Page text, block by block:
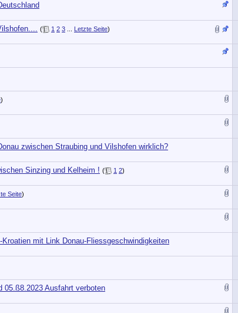
( 1 2 3 Letzte Seite)
)
zwischen Straubing und Vilshofen wirklich?
Sinzing und Kelheim ! ( 1 2)
Seite)
mit Link Donau-Fliessgeschwindigkeiten
05.ß8.2023 Ausfahrt verboten